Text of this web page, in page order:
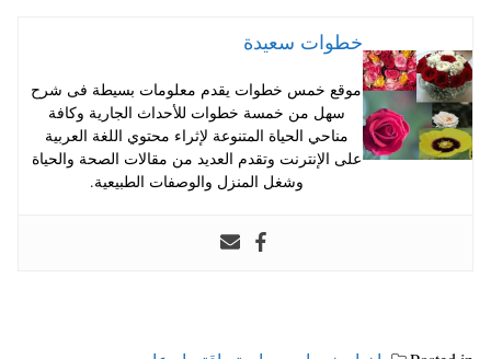
خطوات سعيدة
موقع خمس خطوات يقدم معلومات بسيطة فى شرح
سهل من خمسة خطوات للأحداث الجارية وكافة
مناحي الحياة المتنوعة لإثراء محتوي اللغة العربية
على الإنترنت وتقدم العديد من مقالات الصحة والحياة
وشغل المنزل والوصفات الطبيعية.